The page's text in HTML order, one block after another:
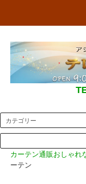
カーテン通販おしゃれ
ーテン